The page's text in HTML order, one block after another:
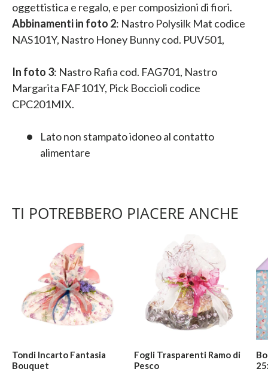
oggettistica e regalo, e per composizioni di fiori.
Abbinamenti in foto 2: Nastro Polysilk Mat codice
NAS101Y, Nastro Honey Bunny cod. PUV501,
In foto 3: Nastro Rafia cod. FAG701, Nastro
Margarita FAF101Y, Pick Boccioli codice
CPC201MIX.
Lato non stampato idoneo al contatto
alimentare
TI POTREBBERO PIACERE ANCHE
Tondi Incarto Fantasia
Bouquet
Fogli Trasparenti Ramo di
Pesco